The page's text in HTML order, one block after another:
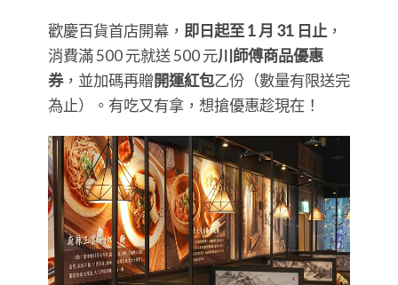
歡慶百貨首店開幕， 即日起至 1 月 31 日止 ，
消費滿 500 元就送 500 元川師傅商品優惠
券，並加碼再贈開運紅包乙份（數量有限送完
為止）。有吃又有拿，想搶優惠趁現在！